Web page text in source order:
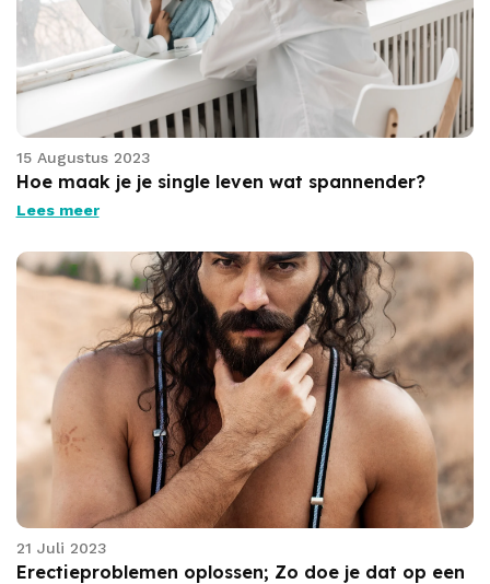
15 Augustus 2023
Hoe maak je je single leven wat spannender?
Lees meer
21 Juli 2023
Erectieproblemen oplossen; Zo doe je dat op een